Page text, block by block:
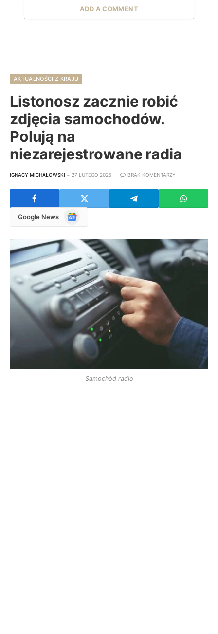
ADD A COMMENT
AKTUALNOŚCI Z KRAJU
Listonosz zacznie robić
zdjęcia samochodów.
Polują na
niezarejestrowane radia
IGNACY MICHAŁOWSKI 27 LUTEGO 2025 BRAK KOMENTARZY
Google News
Google
Samochód radio